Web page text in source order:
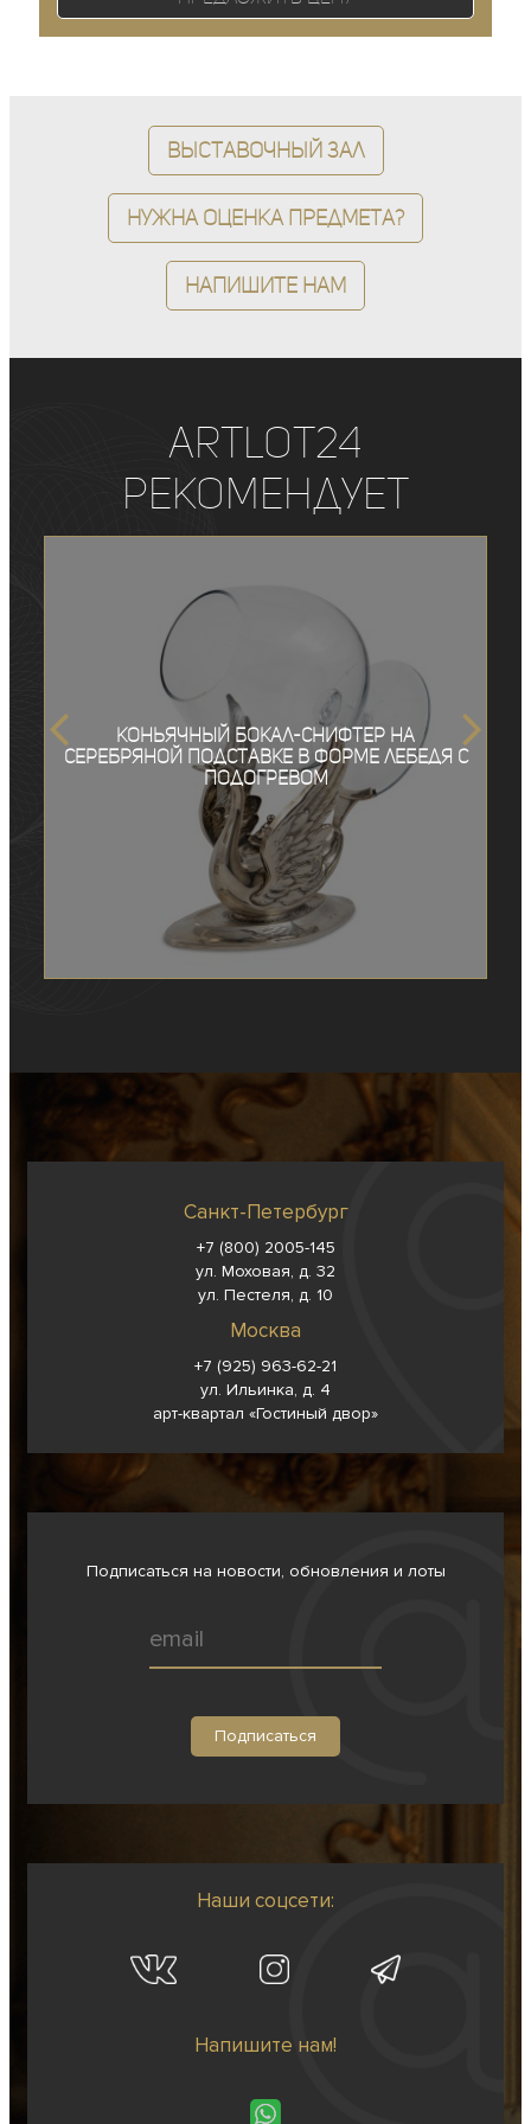
Выставочный зал
Нужна оценка предмета?
Напишите нам
ArtLot24
рекомендует
Коньячный бокал-снифтер на
серебряной подставке в форме лебедя с
подогревом
Санкт-Петербург
+7 (800) 2005-145
ул. Моховая, д. 32
ул. Пестеля, д. 10
Москва
+7 (925) 963-62-21
ул. Ильинка, д. 4
арт-квартал «Гостиный двор»
Подписаться на новости, обновления и лоты
Наши соцсети:
Напишите нам!